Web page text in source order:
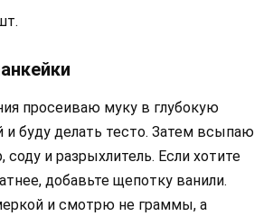
просеиваю муку в глубокую
и буду делать тесто. Затем всыпаю
соду и разрыхлитель. Если хотите
добавьте щепотку ванили.
и смотрю не граммы, а